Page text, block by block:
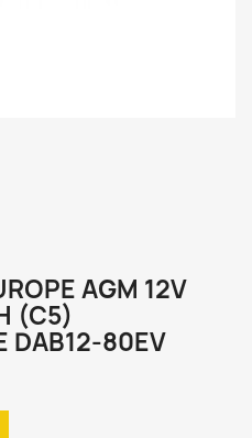
AGM 12V
(C5)
DAB12-80EV